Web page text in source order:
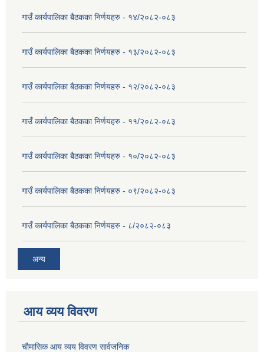
गाउँ कार्यपालिका बैठकका निर्णयहरु - १४/२०८२-०८३
गाउँ कार्यपालिका बैठकका निर्णयहरु - १३/२०८२-०८३
गाउँ कार्यपालिका बैठकका निर्णयहरु - १२/२०८२-०८३
गाउँ कार्यपालिका बैठकका निर्णयहरु - ११/२०८२-०८३
गाउँ कार्यपालिका बैठकका निर्णयहरु - १०/२०८२-०८३
गाउँ कार्यपालिका बैठकका निर्णयहरु - ०९/२०८२-०८३
गाउँ कार्यपालिका बैठकका निर्णयहरु - ८/२०८२-०८३
अन्य
आय व्यय विवरण
चाैमासिक आय व्यय विवरण सार्वजनिक